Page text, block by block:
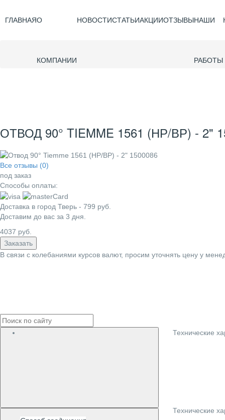
ГЛАВНАЯО
КОМПАНИИ
НОВОСТИСТАТЬИАКЦИИОТЗЫВЫНАШИ
РАБОТЫ
ОТВОД 90° TIEMME 1561 (НР/ВР) - 2"
Все отзывы (0)
под заказ
Способы оплаты:
Доставка в город Тверь - 799 руб.
Доставим до вас за 3 дня.
4037 руб.
Заказать
В связи с колебаниями курсов валют, просим уточнять цену у
Технические
Технические